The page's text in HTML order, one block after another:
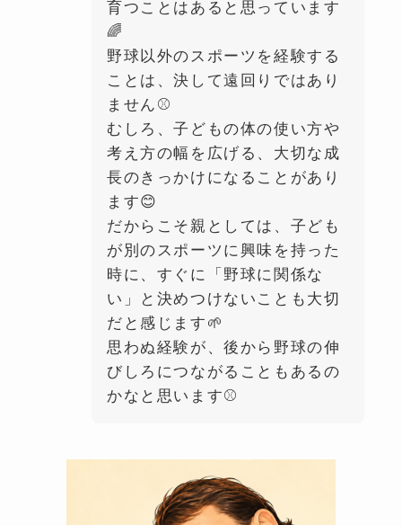
育つことはあると思っています
🌈
野球以外のスポーツを経験する
ことは、決して遠回りではあり
ません⚾️
むしろ、子どもの体の使い方や
考え方の幅を広げる、大切な成
長のきっかけになることがあり
ます😊
だからこそ親としては、子ども
が別のスポーツに興味を持った
時に、すぐに「野球に関係な
い」と決めつけないことも大切
だと感じます🌱
思わぬ経験が、後から野球の伸
びしろにつながることもあるの
かなと思います⚾️